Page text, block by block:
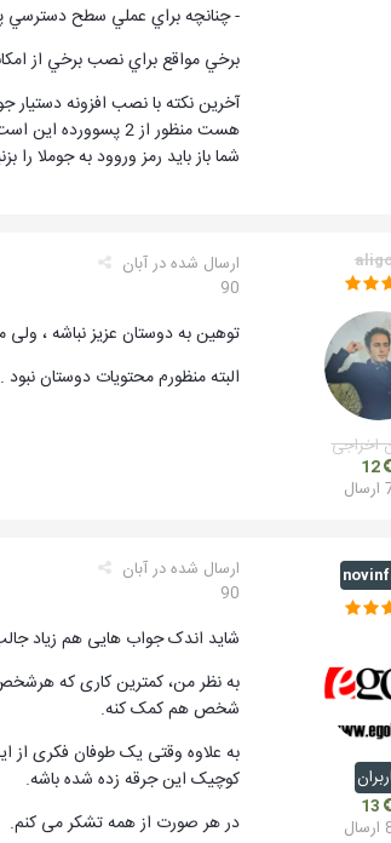
- چنانچه براي عملي سطح دسترسي
برخي مواقع براي نصب برخي از
هست منظور از 2
شما باز باید رمز وروود به جوملا را
اخراجی
ارسال شده درآبان
90
توهین به دوستان عزیز نباشه ،
البته منظورم محتویات دوستان
ارسال شده درآبان
90
شاید اندک جواب هایی هم زیاد
به نظر من، کمترین کاری که
شخص هم کمک کنه.
به علاوه وقتی یک طوفان فکری از
کوچیک این جرقه زده شده باشه.
در هر صورت از همه تشکر می کنم.